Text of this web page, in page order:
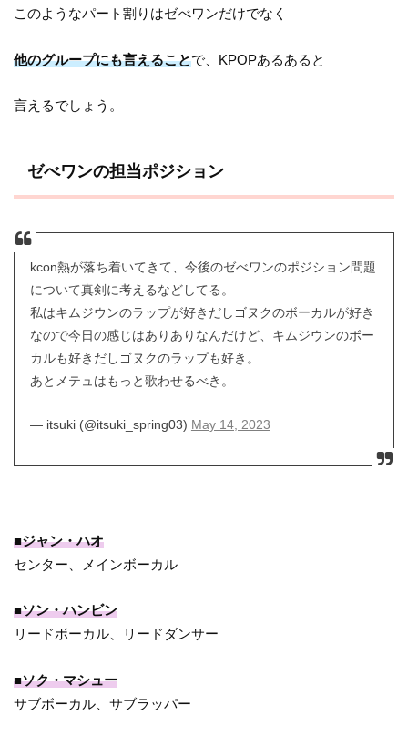
このようなパート割りはゼべワンだけでなく
他のグループにも言えることで、KPOPあるあると
言えるでしょう。
ゼべワンの担当ポジション
kcon熱が落ち着いてきて、今後のゼべワンのポジション問題
について真剣に考えるなどしてる。
私はキムジウンのラップが好きだしゴヌクのボーカルが好き
なので今日の感じはありありなんだけど、キムジウンのボー
カルも好きだしゴヌクのラップも好き。
あとメテュはもっと歌わせるべき。
— itsuki (@itsuki_spring03) May 14, 2023
■ジャン・ハオ
センター、メインボーカル
■ソン・ハンビン
リードボーカル、リードダンサー
■ソク・マシュー
サブボーカル、サブラッパー